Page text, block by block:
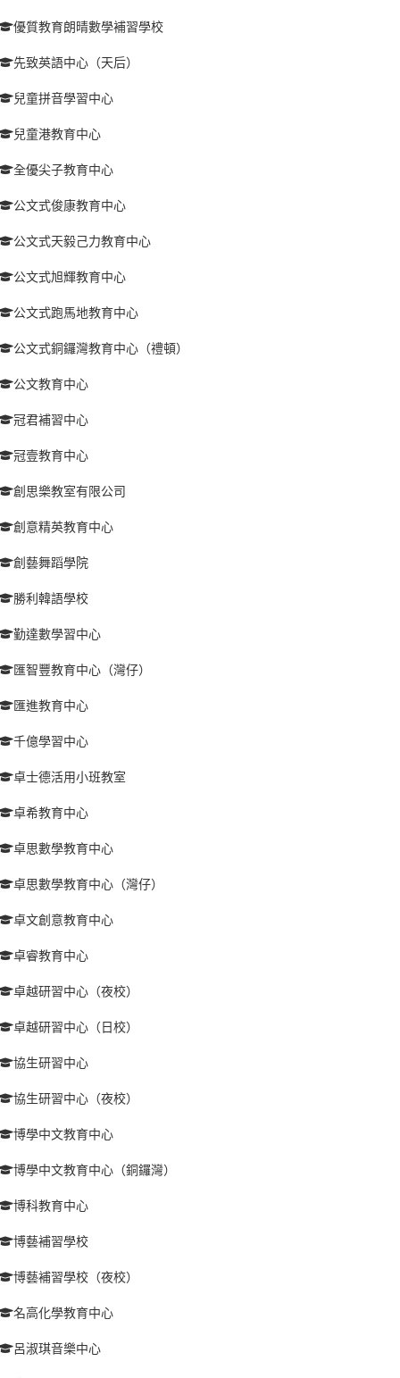
優質教育朗晴數學補習學校
先致英語中心（天后）
兒童拼音學習中心
兒童港教育中心
全優尖子教育中心
公文式俊康教育中心
公文式天毅己力教育中心
公文式旭輝教育中心
公文式跑馬地教育中心
公文式銅鑼灣教育中心（禮頓）
公文教育中心
冠君補習中心
冠壹教育中心
創思樂教室有限公司
創意精英教育中心
創藝舞蹈學院
勝利韓語學校
勤達數學習中心
匯智豐教育中心（灣仔）
匯進教育中心
千億學習中心
卓士德活用小班教室
卓希教育中心
卓思數學教育中心
卓思數學教育中心（灣仔）
卓文創意教育中心
卓睿教育中心
卓越研習中心（夜校）
卓越研習中心（日校）
協生研習中心
協生研習中心（夜校）
博學中文教育中心
博學中文教育中心（銅鑼灣）
博科教育中心
博藝補習學校
博藝補習學校（夜校）
名高化學教育中心
呂淑琪音樂中心